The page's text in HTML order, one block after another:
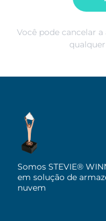
Você pode cancelar
Somos STEVIE®
em solução de
nuvem